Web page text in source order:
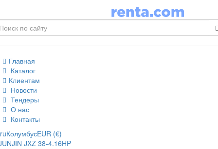
Главная
Каталог
Клиентам
Новости
Тендеры
О нас
Контакты
ruКолумбусEUR (€)
JXZ 38-4.16HP